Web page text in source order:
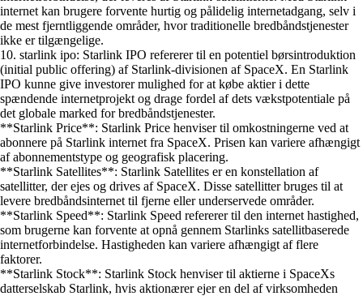
internet kan brugere forvente hurtig og pålidelig internetadgang, selv i
de mest fjerntliggende områder, hvor traditionelle bredbåndstjenester
ikke er tilgængelige.
10. starlink ipo: Starlink IPO refererer til en potentiel børsintroduktion
(initial public offering) af Starlink-divisionen af ​​SpaceX. En Starlink
IPO kunne give investorer mulighed for at købe aktier i dette
spændende internetprojekt og drage fordel af dets vækstpotentiale på
det globale marked for bredbåndstjenester.
**Starlink Price**: Starlink Price henviser til omkostningerne ved at
abonnere på Starlink internet fra SpaceX. Prisen kan variere afhængigt
af abonnementstype og geografisk placering.
**Starlink Satellites**: Starlink Satellites er en konstellation af
satellitter, der ejes og drives af SpaceX. Disse satellitter bruges til at
levere bredbåndsinternet til fjerne eller underservede områder.
**Starlink Speed**: Starlink Speed refererer til den internet hastighed,
som brugerne kan forvente at opnå gennem Starlinks satellitbaserede
internetforbindelse. Hastigheden kan variere afhængigt af flere
faktorer.
**Starlink Stock**: Starlink Stock henviser til aktierne i SpaceXs
datterselskab Starlink, hvis aktionærer ejer en del af virksomheden